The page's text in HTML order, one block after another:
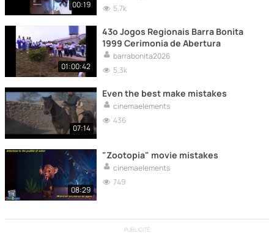
00:19
5,7k
01:00:42
43º Jogos Regionais Barra Bonita
1999 Cerimonia de Abertura
barrabonita2026
5,3k
07:14
Even the best make mistakes
cinemaelements
436
08:29
"Zootopia" movie mistakes
cinemaelements
749
PUBLICITÉ